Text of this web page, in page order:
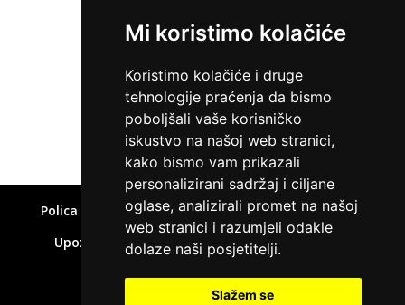
Mi koristimo kolačiće
Koristimo kolačiće i druge
tehnologije praćenja da bismo
poboljšali vaše korisničko
iskustvo na našoj web stranici,
kako bismo vam prikazali
personalizirani sadržaj i ciljane
oglase, analizirali promet na našoj
web stranici i razumjeli odakle
dolaze naši posjetitelji.
Slažem se
»Savjeti za izlazak iz minusa
Polica privatnosti Uvjeti korištenja
Kolačići
Upozorenje o rizicima
Affiliate disclaimer
Kontakt